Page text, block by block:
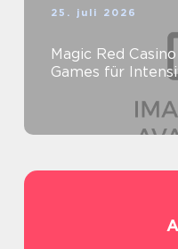
25. juli 2026
Magic Red
Games für